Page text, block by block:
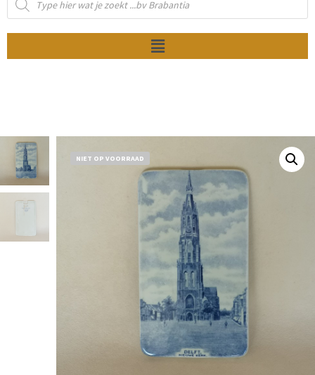
NIET OP VOORRAAD